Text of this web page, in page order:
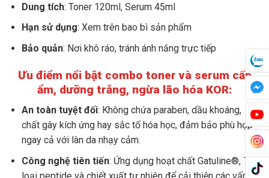
Dung tích: Toner 120ml, Serum 45ml
Hạn sử dụng: Xem trên bao bì sản phẩm
Bảo quản: Nơi khô ráo, tránh ánh nắng trực tiếp
Ưu điểm nổi bật combo toner và serum cấp
ẩm, dưỡng trắng, ngừa lão hóa KOR:
An toàn tuyệt đối: Không chứa paraben, dầu khoáng,
chất gây kích ứng hay sắc tố hóa học, đảm bảo phù hợp
ngay cả với làn da nhạy cảm.
Công nghệ tiên tiến: Ứng dụng hoạt chất Gatuline®, 7